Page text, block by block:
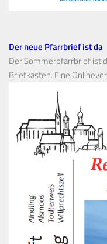
Der neue Pfarrbrief ist da
Der Sommerpfarrbrief ist
Briefkasten. Eine